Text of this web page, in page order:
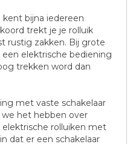
kent bijna iedereen
trekt je je rolluik
rustig zakken. Bij grote
een elektrische bediening
trekken word dan
met vaste schakelaar
het hebben over
elektrische rolluiken met
dat er een schakelaar